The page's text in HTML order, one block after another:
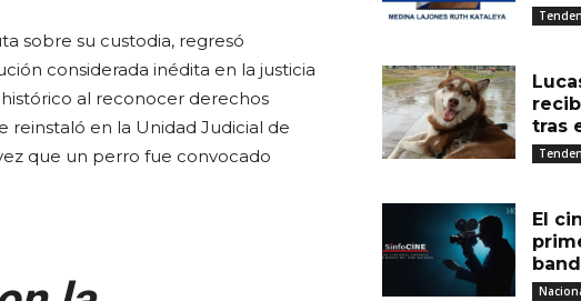
sobre su custodia, regresó
considerada inédita en la justicia
al reconocer derechos
reinstaló en la Unidad Judicial de
que un perro fue convocado
tras
El